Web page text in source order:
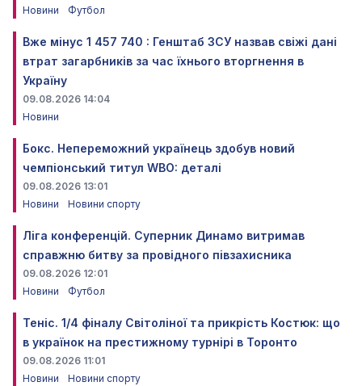
Новини
Футбол
Вже мінус 1 457 740 : Генштаб ЗСУ назвав свіжі дані
втрат загарбників за час їхнього вторгнення в
Україну
09.08.2026 14:04
Новини
Бокс. Непереможний українець здобув новий
чемпіонський титул WBO: деталі
09.08.2026 13:01
Новини
Новини спорту
Ліга конференцій. Суперник Динамо витримав
справжню битву за провідного півзахисника
09.08.2026 12:01
Новини
Футбол
Теніс. 1/4 фіналу Світоліної та прикрість Костюк: що
в українок на престижному турнірі в Торонто
09.08.2026 11:01
Новини
Новини спорту